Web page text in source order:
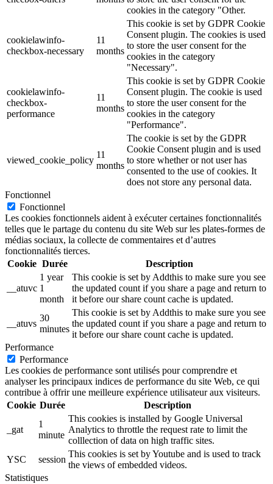
cookies in the category "Other.
cookielawinfo-
checkbox-necessary
11
months
This cookie is set by GDPR Cookie
Consent plugin. The cookies is used
to store the user consent for the
cookies in the category
"Necessary".
cookielawinfo-
checkbox-
performance
11
months
This cookie is set by GDPR Cookie
Consent plugin. The cookie is used
to store the user consent for the
cookies in the category
"Performance".
viewed_cookie_policy
11
months
The cookie is set by the GDPR
Cookie Consent plugin and is used
to store whether or not user has
consented to the use of cookies. It
does not store any personal data.
Fonctionnel
Fonctionnel
Les cookies fonctionnels aident à exécuter certaines fonctionnalités
telles que le partage du contenu du site Web sur les plates-formes de
médias sociaux, la collecte de commentaires et d’autres
fonctionnalités tierces.
Cookie Durée Description
__atuvc
1 year
1
month
This cookie is set by Addthis to make sure you see
the updated count if you share a page and return to
it before our share count cache is updated.
__atuvs
30
minutes
This cookie is set by Addthis to make sure you see
the updated count if you share a page and return to
it before our share count cache is updated.
Performance
Performance
Les cookies de performance sont utilisés pour comprendre et
analyser les principaux indices de performance du site Web, ce qui
contribue à offrir une meilleure expérience utilisateur aux visiteurs.
Cookie Durée Description
_gat
1
minute
This cookies is installed by Google Universal
Analytics to throttle the request rate to limit the
colllection of data on high traffic sites.
YSC
session
This cookies is set by Youtube and is used to track
the views of embedded videos.
Statistiques